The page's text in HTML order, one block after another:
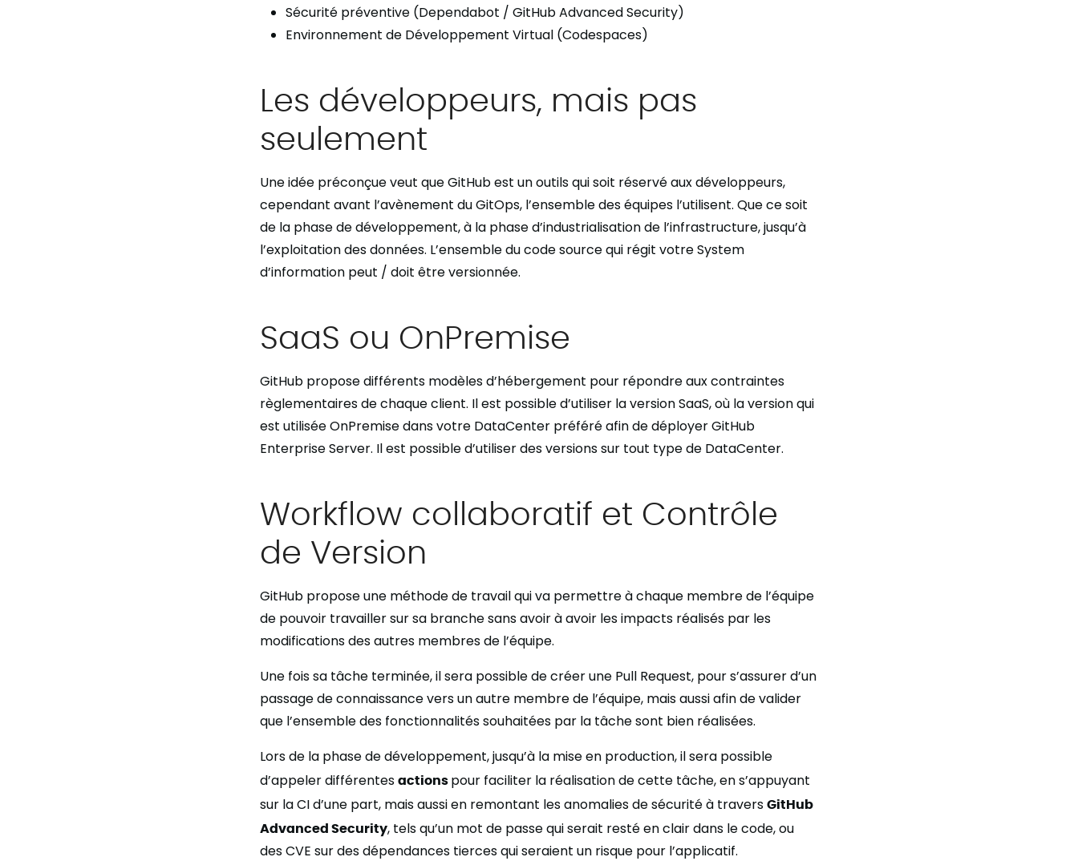
Sécurité préventive (Dependabot / GitHub Advanced Security)
Environnement de Développement Virtual (Codespaces)
Les développeurs, mais pas
seulement
Une idée préconçue veut que GitHub est un outils qui soit réservé aux développeurs,
cependant avant l’avènement du GitOps, l’ensemble des équipes l’utilisent. Que ce soit
de la phase de développement, à la phase d’industrialisation de l’infrastructure, jusqu’à
l’exploitation des données. L’ensemble du code source qui régit votre System
d’information peut / doit être versionnée.
SaaS ou OnPremise
GitHub propose différents modèles d’hébergement pour répondre aux contraintes
règlementaires de chaque client. Il est possible d’utiliser la version SaaS, où la version qui
est utilisée OnPremise dans votre DataCenter préféré afin de déployer GitHub
Enterprise Server. Il est possible d’utiliser des versions sur tout type de DataCenter.
Workflow collaboratif et Contrôle
de Version
GitHub propose une méthode de travail qui va permettre à chaque membre de l’équipe
de pouvoir travailler sur sa branche sans avoir à avoir les impacts réalisés par les
modifications des autres membres de l’équipe.
Une fois sa tâche terminée, il sera possible de créer une Pull Request, pour s’assurer d’un
passage de connaissance vers un autre membre de l’équipe, mais aussi afin de valider
que l’ensemble des fonctionnalités souhaitées par la tâche sont bien réalisées.
Lors de la phase de développement, jusqu’à la mise en production, il sera possible
d’appeler différentes actions pour faciliter la réalisation de cette tâche, en s’appuyant
sur la CI d’une part, mais aussi en remontant les anomalies de sécurité à travers GitHub
Advanced Security, tels qu’un mot de passe qui serait resté en clair dans le code, ou
des CVE sur des dépendances tierces qui seraient un risque pour l’applicatif.